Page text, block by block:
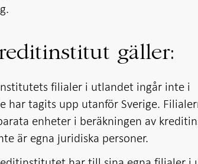
gäller:
filialer i utlandet ingår inte i
har tagits upp utanför Sverige.
enheter i beräkningen av
är egna juridiska personer.